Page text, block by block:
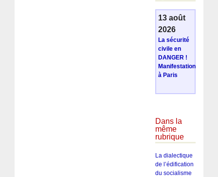
13 août
2026
La sécurité
civile en
DANGER !
Manifestation
à Paris
Dans la
même
rubrique
La dialectique
de l’édification
du socialisme